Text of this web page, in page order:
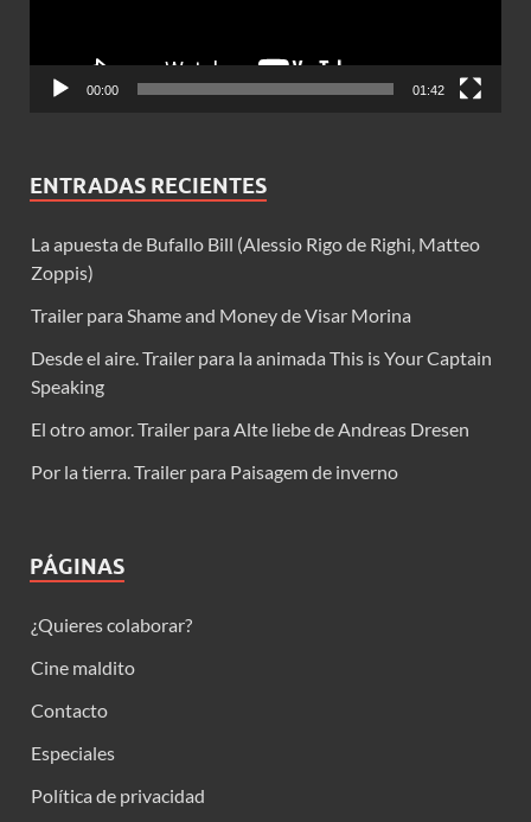
00:00 01:42
ENTRADAS RECIENTES
La apuesta de Bufallo Bill (Alessio Rigo de Righi, Matteo
Zoppis)
Trailer para Shame and Money de Visar Morina
Desde el aire. Trailer para la animada This is Your Captain
Speaking
El otro amor. Trailer para Alte liebe de Andreas Dresen
Por la tierra. Trailer para Paisagem de inverno
PÁGINAS
¿Quieres colaborar?
Cine maldito
Contacto
Especiales
Política de privacidad